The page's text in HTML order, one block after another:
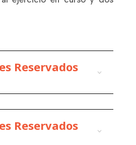
Reservados
Reservados